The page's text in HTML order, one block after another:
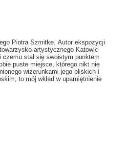
Piotra Szmitke. Autor ekspozycji
artystycznego Katowic
stał się swoistym punktem
puste miejsce, którego nikt nie
wizerunkami jego bliskich i
to mój wkład w upamiętnienie